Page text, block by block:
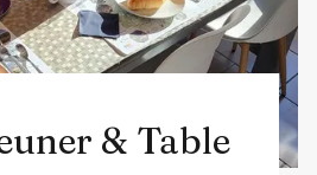
& Table